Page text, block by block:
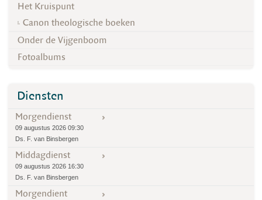
Het Kruispunt
Canon theologische boeken
Onder de Vijgenboom
Fotoalbums
Diensten
Morgendienst
09 augustus 2026 09:30
Ds. F. van Binsbergen
Middagdienst
09 augustus 2026 16:30
Ds. F. van Binsbergen
Morgendient